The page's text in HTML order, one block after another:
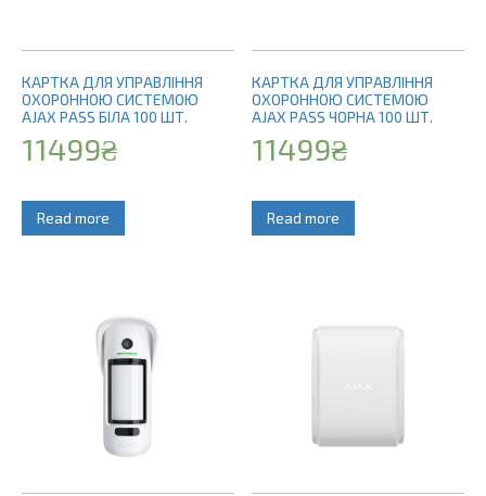
КАРТКА ДЛЯ УПРАВЛІННЯ
ОХОРОННОЮ СИСТЕМОЮ
AJAX PASS БІЛА 100 ШТ.
11499₴
Read more
КАРТКА ДЛЯ УПРАВЛІННЯ
ОХОРОННОЮ СИСТЕМОЮ
AJAX PASS ЧОРНА 100 ШТ.
11499₴
Read more